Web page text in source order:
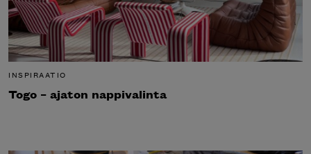
INSPIRAATIO
Togo – ajaton nappivalinta